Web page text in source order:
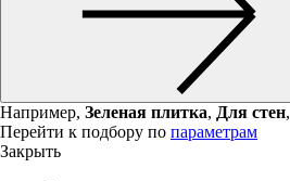
Например, Зеленая плитка, Для стен,
Перейти к подбору по параметрам
Закрыть